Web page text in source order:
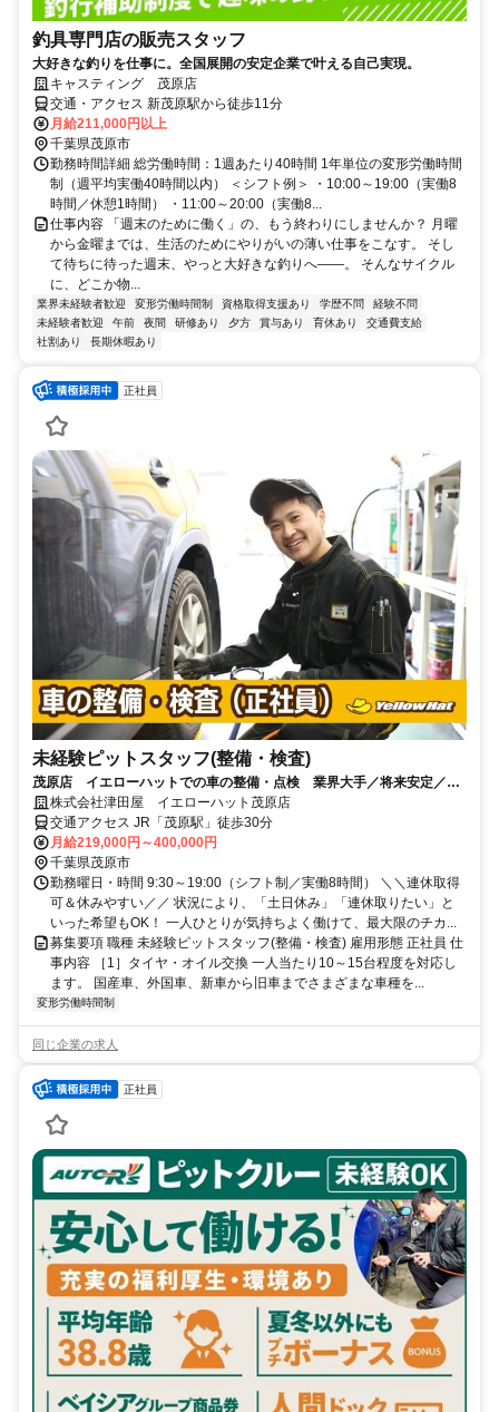
釣具専門店の販売スタッフ
大好きな釣りを仕事に。全国展開の安定企業で叶える自己実現。
キャスティング 茂原店
交通・アクセス 新茂原駅から徒歩11分
月給211,000円以上
千葉県茂原市
勤務時間詳細 総労働時間：1週あたり40時間 1年単位の変形労働時間
制（週平均実働40時間以内） ＜シフト例＞ ・10:00～19:00（実働8
時間／休憩1時間） ・11:00～20:00（実働8...
仕事内容 「週末のために働く」の、もう終わりにしませんか？ 月曜
から金曜までは、生活のためにやりがいの薄い仕事をこなす。 そし
て待ちに待った週末、やっと大好きな釣りへ——。 そんなサイクル
に、どこか物...
業界未経験者歓迎 変形労働時間制 資格取得支援あり 学歴不問
経験不問
未経験者歓迎
午前 夜間 研修あり 夕方 賞与あり 育休あり
交通費支給
社割あり
長期休暇あり
正社員
未経験ピットスタッフ(整備・検査)
茂原店 イエローハットでの車の整備・点検 業界大手／将来安定／未
経験から資格取得など働く環境◎
株式会社津田屋 イエローハット茂原店
交通アクセス JR「茂原駅」徒歩30分
月給219,000円～400,000円
千葉県茂原市
勤務曜日・時間 9:30～19:00（シフト制／実働8時間） ＼＼連休取得
可＆休みやすい／／ 状況により、「土日休み」「連休取りたい」と
いった希望もOK！ 一人ひとりが気持ちよく働けて、最大限のチカ...
募集要項 職種 未経験ピットスタッフ(整備・検査) 雇用形態 正社員 仕
事内容 ［1］タイヤ・オイル交換 一人当たり10～15台程度を対応し
ます。 国産車、外国車、新車から旧車までさまざまな車種を...
変形労働時間制
同じ企業の求人
正社員